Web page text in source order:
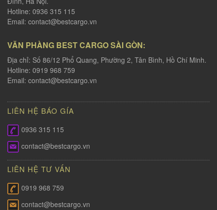
Hotline: 0936 315 115
Email: contact@bestcargo.vn
VĂN PHÀNG BEST CARGO SÀI GÒN:
Địa chỉ: Số 86/12 Phổ Quang, Phường 2, Tân Bình, Hồ Chí Minh.
Hotline: 0919 968 759
Email: contact@bestcargo.vn
LIÊN HỆ BÁO GÍA
0936 315 115
contact@bestcargo.vn
LIÊN HỆ TƯ VẤN
0919 968 759
contact@bestcargo.vn